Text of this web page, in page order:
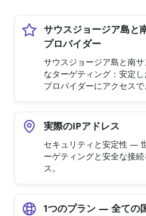
サウスジョージア島と
プロバイダー
サウスジョージア島と南
なターゲティング：安定
プロバイダーにアクセスで
実際のIPアドレス
セキュリティと安定性 —
ーゲティングと安全な接
ス。
1つのプラン — 全ての